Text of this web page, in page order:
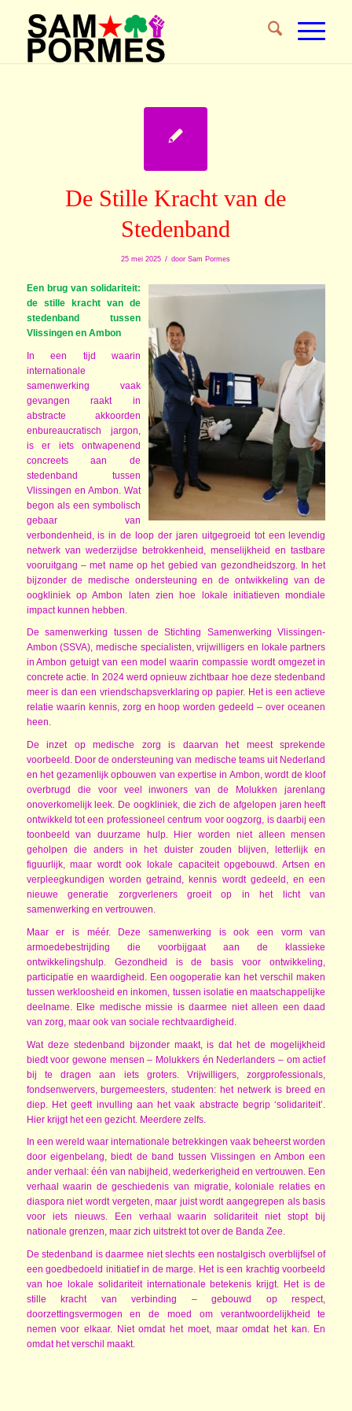
De Stille Kracht van de
Stedenband
25 mei 2025 / doorSam Pormes
Een brug van solidariteit:
de stille kracht van de
stedenband tussen
Vlissingen en Ambon
In een tijd waarin
internationale
samenwerking vaak
gevangen raakt in
abstracte akkoorden
enbureaucratisch jargon,
is er iets ontwapenend
concreets aan de
stedenband tussen
Vlissingen en Ambon. Wat
begon als een symbolisch
gebaar van
verbondenheid, is in de loop der jaren uitgegroeid tot een levendig
netwerk van wederzijdse betrokkenheid, menselijkheid en tastbare
vooruitgang – met name op het gebied van gezondheidszorg. In het
bijzonder de medische ondersteuning en de ontwikkeling van de
oogkliniek op Ambon laten zien hoe lokale initiatieven mondiale
impact kunnen hebben.
De samenwerking tussen de Stichting Samenwerking Vlissingen-
Ambon (SSVA), medische specialisten, vrijwilligers en lokale partners
in Ambon getuigt van een model waarin compassie wordt omgezet in
concrete actie. In 2024 werd opnieuw zichtbaar hoe deze stedenband
meer is dan een vriendschapsverklaring op papier. Het is een actieve
relatie waarin kennis, zorg en hoop worden gedeeld – over oceanen
heen.
De inzet op medische zorg is daarvan het meest sprekende
voorbeeld. Door de ondersteuning van medische teams uit Nederland
en het gezamenlijk opbouwen van expertise in Ambon, wordt de kloof
overbrugd die voor veel inwoners van de Molukken jarenlang
onoverkomelijk leek. De oogkliniek, die zich de afgelopen jaren heeft
ontwikkeld tot een professioneel centrum voor oogzorg, is daarbij een
toonbeeld van duurzame hulp. Hier worden niet alleen mensen
geholpen die anders in het duister zouden blijven, letterlijk en
figuurlijk, maar wordt ook lokale capaciteit opgebouwd. Artsen en
verpleegkundigen worden getraind, kennis wordt gedeeld, en een
nieuwe generatie zorgverleners groeit op in het licht van
samenwerking en vertrouwen.
Maar er is méér. Deze samenwerking is ook een vorm van
armoedebestrijding die voorbijgaat aan de klassieke
ontwikkelingshulp. Gezondheid is de basis voor ontwikkeling,
participatie en waardigheid. Een oogoperatie kan het verschil maken
tussen werkloosheid en inkomen, tussen isolatie en maatschappelijke
deelname. Elke medische missie is daarmee niet alleen een daad
van zorg, maar ook van sociale rechtvaardigheid.
Wat deze stedenband bijzonder maakt, is dat het de mogelijkheid
biedt voor gewone mensen – Molukkers én Nederlanders – om actief
bij te dragen aan iets groters. Vrijwilligers, zorgprofessionals,
fondsenwervers, burgemeesters, studenten: het netwerk is breed en
diep. Het geeft invulling aan het vaak abstracte begrip ‘solidariteit’.
Hier krijgt het een gezicht. Meerdere zelfs.
In een wereld waar internationale betrekkingen vaak beheerst worden
door eigenbelang, biedt de band tussen Vlissingen en Ambon een
ander verhaal: één van nabijheid, wederkerigheid en vertrouwen. Een
verhaal waarin de geschiedenis van migratie, koloniale relaties en
diaspora niet wordt vergeten, maar juist wordt aangegrepen als basis
voor iets nieuws. Een verhaal waarin solidariteit niet stopt bij
nationale grenzen, maar zich uitstrekt tot over de Banda Zee.
De stedenband is daarmee niet slechts een nostalgisch overblijfsel of
een goedbedoeld initiatief in de marge. Het is een krachtig voorbeeld
van hoe lokale solidariteit internationale betekenis krijgt. Het is de
stille kracht van verbinding – gebouwd op respect,
doorzettingsvermogen en de moed om verantwoordelijkheid te
nemen voor elkaar. Niet omdat het moet, maar omdat het kan. En
omdat het verschil maakt.